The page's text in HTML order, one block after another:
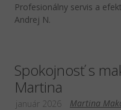
Profesionálny servis a
Andrej N.
Spokojnosť s
Martina
Martina
január 2026